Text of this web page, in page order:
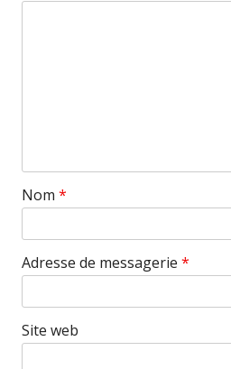
Nom *
Adresse de messagerie *
Site web